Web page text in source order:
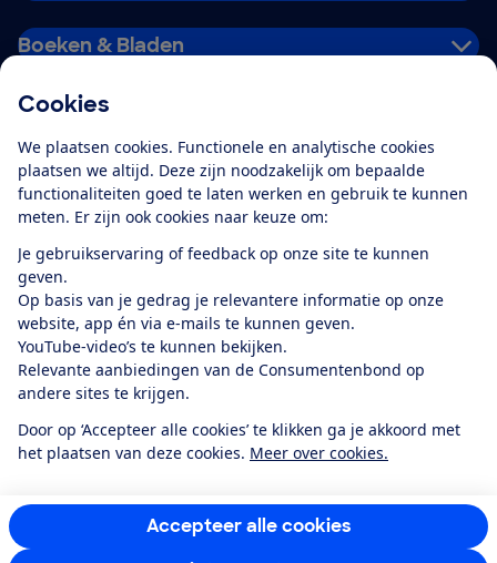
Cookies
We plaatsen cookies. Functionele en analytische cookies
plaatsen we altijd. Deze zijn noodzakelijk om bepaalde
functionaliteiten goed te laten werken en gebruik te kunnen
meten. Er zijn ook cookies naar keuze om:
Je gebruikservaring of feedback op onze site te kunnen
geven.
Op basis van je gedrag je relevantere informatie op onze
website, app én via e-mails te kunnen geven.
YouTube-video’s te kunnen bekijken.
Relevante aanbiedingen van de Consumentenbond op
andere sites te krijgen.
Door op ‘Accepteer alle cookies’ te klikken ga je akkoord met
het plaatsen van deze cookies. Meer over cookies.
Accepteer alle cookies
Boeken & Bladen
Alles over de
app
Algemene Voorwaarden
Privacyverklaring
Cookiebeleid
Privacyvoorkeuren
Toegankelijkheid
RSS-feed nieuws
FacebookTwitterInstagram
YoutubeLinkedIn
12.901consumentenbeoordelen de Consumentenbondmet gemiddeld